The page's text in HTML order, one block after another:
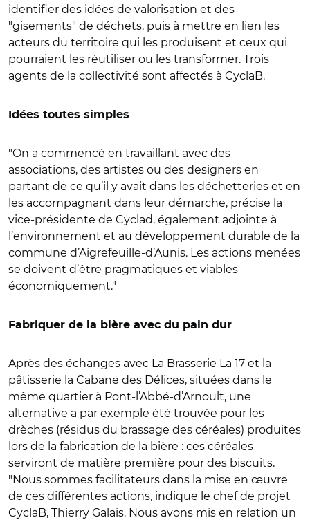
identifier des idées de valorisation et des
"gisements" de déchets, puis à mettre en lien les
acteurs du territoire qui les produisent et ceux qui
pourraient les réutiliser ou les transformer. Trois
agents de la collectivité sont affectés à CyclaB.
Idées toutes simples
"On a commencé en travaillant avec des
associations, des artistes ou des designers en
partant de ce qu’il y avait dans les déchetteries et en
les accompagnant dans leur démarche, précise la
vice-présidente de Cyclad, également adjointe à
l’environnement et au développement durable de la
commune d’Aigrefeuille-d’Aunis. Les actions menées
se doivent d’être pragmatiques et viables
économiquement."
Fabriquer de la bière avec du pain dur
Après des échanges avec La Brasserie La 17 et la
pâtisserie la Cabane des Délices, situées dans le
même quartier à Pont-l’Abbé-d’Arnoult, une
alternative a par exemple été trouvée pour les
drèches (résidus du brassage des céréales) produites
lors de la fabrication de la bière : ces céréales
serviront de matière première pour des biscuits.
"Nous sommes facilitateurs dans la mise en œuvre
de ces différentes actions, indique le chef de projet
CyclaB, Thierry Galais. Nous avons mis en relation un